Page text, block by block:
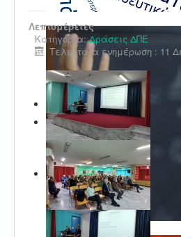
Λεπτομέρειες
Κατηγορία:Δράσεις ΔΠΕ
Τελευταία ενημέρωση : 11